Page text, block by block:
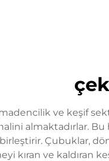
ve keşif
almaktadırlar.
birleştirir. Çubuklar,
kıran ve kaldıran